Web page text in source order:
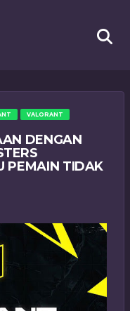
VALORANT
DENGAN
PEMAIN TIDAK